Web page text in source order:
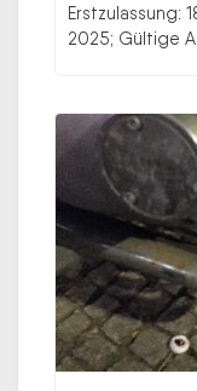
Erstzulassung:
2025; Gültige